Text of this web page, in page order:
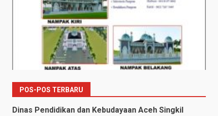
POS-POS TERBARU
Dinas Pendidikan dan Kebudayaan Aceh Singkil